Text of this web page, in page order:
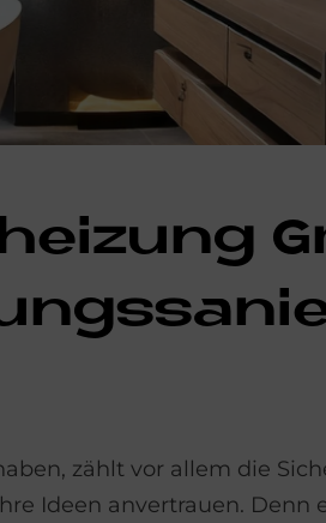
zählt vor allem die
Ideen anvertrauen. Denn